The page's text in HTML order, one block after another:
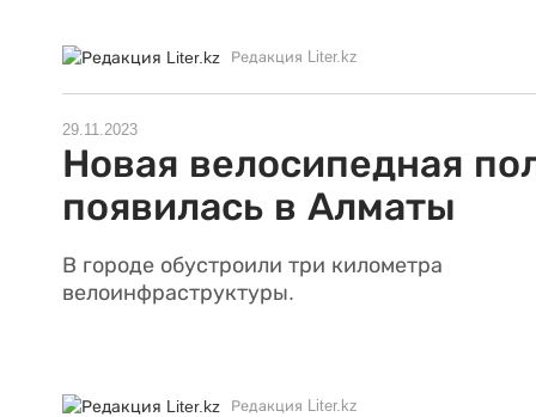
Редакция Liter.kz
29.11.2023
Новая велосипедная
появилась в Алматы
В городе обустроили три километра
велоинфраструктуры.
Редакция Liter.kz